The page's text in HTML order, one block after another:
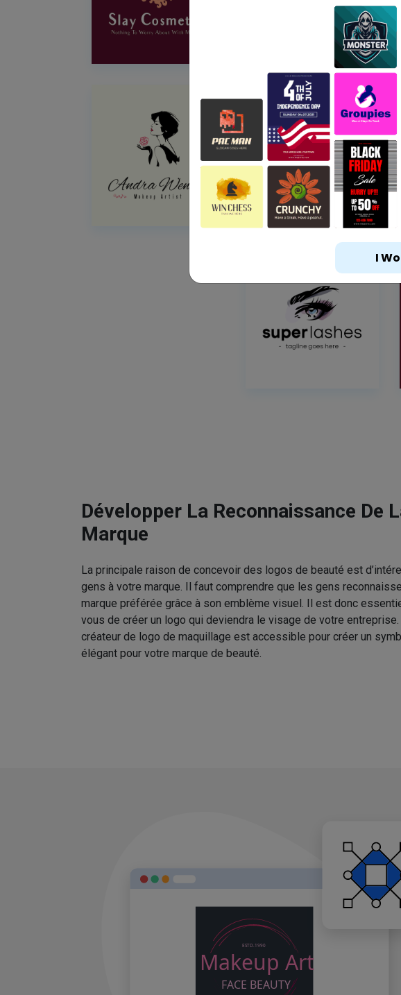
Développer La Reconnaissance De
Marque
La principale raison de concevoir des logos de beauté est
gens à votre marque. Il faut comprendre que les gens
marque préférée grâce à son emblème visuel. Il est donc
vous de créer un logo qui deviendra le visage de votre entreprise.
créateur de logo de maquillage est accessible pour créer un
élégant pour votre marque de beauté.
I